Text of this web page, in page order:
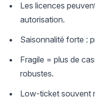
Les licences
autorisation.
Saisonnalité forte :
Fragile = plus de
robustes.
Low-ticket souvent